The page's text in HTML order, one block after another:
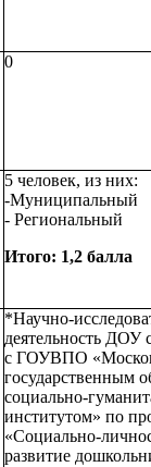
0
5 человек, из них:
-Муниципальный
- Региональный
Итого: 1,2 балла
*Научно-
деятельность ДОУ
с ГОУВПО
государственным
социально-
институтом» по
«Социально-
развитие